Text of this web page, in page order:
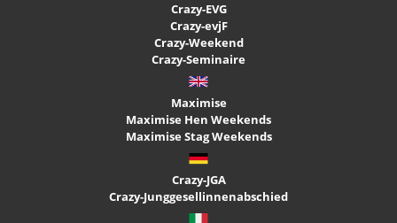
Crazy-EVG
Crazy-evjF
Crazy-Weekend
Crazy-Seminaire
Maximise
Maximise Hen Weekends
Maximise Stag Weekends
Crazy-JGA
Crazy-Junggesellinnenabschied